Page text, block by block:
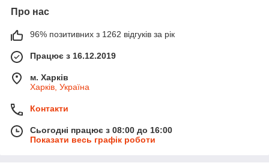
Про нас
96% позитивних з 1262 відгуків за рік
Працює з 16.12.2019
м. Харків
Харків, Україна
Контакти
Сьогодні працює з 08:00 до 16:00
Показати весь графік роботи